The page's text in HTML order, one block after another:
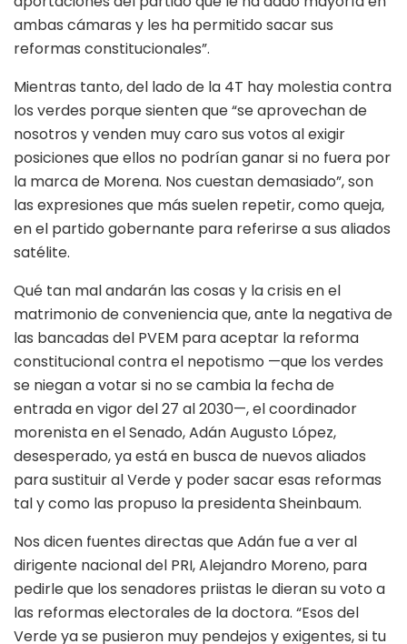
ambas cámaras y les ha permitido sacar sus
reformas constitucionales”.
Mientras tanto, del lado de la 4T hay molestia contra
los verdes porque sienten que “se aprovechan de
nosotros y venden muy caro sus votos al exigir
posiciones que ellos no podrían ganar si no fuera por
la marca de Morena. Nos cuestan demasiado”, son
las expresiones que más suelen repetir, como queja,
en el partido gobernante para referirse a sus aliados
satélite.
Qué tan mal andarán las cosas y la crisis en el
matrimonio de conveniencia que, ante la negativa de
las bancadas del PVEM para aceptar la reforma
constitucional contra el nepotismo —que los verdes
se niegan a votar si no se cambia la fecha de
entrada en vigor del 27 al 2030—, el coordinador
morenista en el Senado, Adán Augusto López,
desesperado, ya está en busca de nuevos aliados
para sustituir al Verde y poder sacar esas reformas
tal y como las propuso la presidenta Sheinbaum.
Nos dicen fuentes directas que Adán fue a ver al
dirigente nacional del PRI, Alejandro Moreno, para
pedirle que los senadores priistas le dieran su voto a
las reformas electorales de la doctora. “Esos del
Verde ya se pusieron muy pendejos y exigentes, si tu